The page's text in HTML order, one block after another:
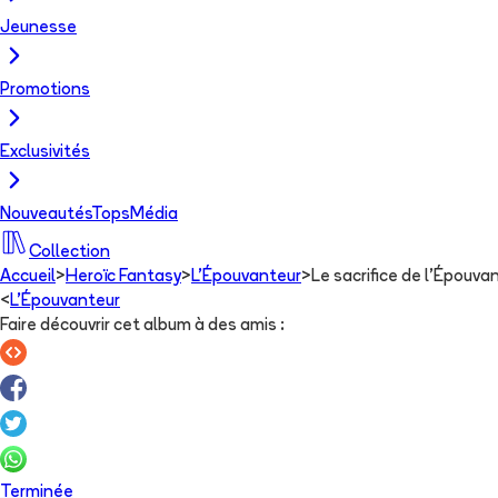
Jeunesse
Promotions
Exclusivités
NouveautésTops Média
Collection
Accueil> Heroïc Fantasy> L'Épouvanteur> Le sacrifice de
< L'Épouvanteur
Faire découvrir cet album à des amis :
Terminée